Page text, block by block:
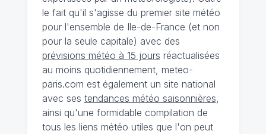
le fait qu'il s'agisse du premier site météo
pour l'ensemble de Ile-de-France (et non
pour la seule capitale) avec des
prévisions météo à 15 jours réactualisées
au moins quotidiennement, meteo-
paris.com est également un site national
avec ses tendances météo saisonnières
ainsi qu'une formidable compilation de
tous les liens météo utiles que l'on peut